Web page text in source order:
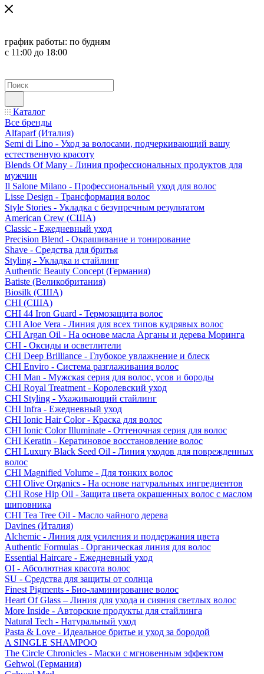
график работы: по будням
с 11:00 до 18:00
Каталог
Все бренды
Alfaparf (Италия)
Semi di Lino - Уход за волосами, подчеркивающий вашу
естественную красоту
Blends Of Many - Линия профессиональных продуктов для
мужчин
Il Salone Milano - Профессиональный уход для волос
Lisse Design - Трансформация волос
Style Stories - Укладка с безупречным результатом
American Crew (США)
Classic - Ежедневный уход
Precision Blend - Окрашивание и тонирование
Shave - Средства для бритья
Styling - Укладка и стайлинг
Authentic Beauty Concept (Германия)
Batiste (Великобритания)
Biosilk (США)
CHI (США)
CHI 44 Iron Guard - Термозащита волос
CHI Aloe Vera - Линия для всех типов кудрявых волос
CHI Argan Oil - На основе масла Арганы и дерева Моринга
CHI - Оксиды и осветлители
CHI Deep Brilliance - Глубокое увлажнение и блеск
CHI Enviro - Система разглаживания волос
CHI Man - Мужская серия для волос, усов и бороды
CHI Royal Treatment - Королевский уход
CHI Styling - Ухаживающий стайлинг
CHI Infra - Ежедневный уход
CHI Ionic Hair Color - Краска для волос
CHI Ionic Color Illuminate - Оттеночная серия для волос
CHI Keratin - Кератиновое восстановление волос
CHI Luxury Black Seed Oil - Линия уходов для поврежденных
волос
CHI Magnified Volume - Для тонких волос
CHI Olive Organics - На основе натуральных ингредиентов
CHI Rose Hip Oil - Защита цвета окрашенных волос с маслом
шиповника
CHI Tea Tree Oil - Масло чайного дерева
Davines (Италия)
Alchemic - Линия для усиления и поддержания цвета
Authentic Formulas - Органическая линия для волос
Essential Haircare - Eжедневный уход
OI - Абсолютная красота волос
SU - Средства для защиты от солнца
Finest Pigments - Био-ламинирование волос
Heart Of Glass – Линия для ухода и сияния светлых волос
More Inside - Авторские продукты для стайлинга
Natural Tech - Натуральный уход
Pasta & Love - Идеальное бритье и уход за бородой
A SINGLE SHAMPOO
The Circle Chronicles - Маски с мгновенным эффектом
Gehwol (Германия)